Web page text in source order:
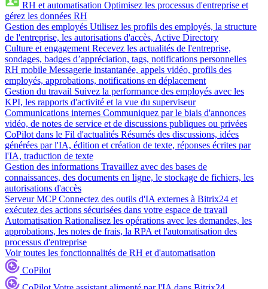
RH et automatisation Optimisez les processus d'entreprise et
gérez les données RH
Gestion des employés Utilisez les profils des employés, la structure
de l'entreprise, les autorisations d'accès, Active Directory
Culture et engagement Recevez les actualités de l'entreprise,
sondages, badges d’appréciation, tags, notifications personnelles
RH mobile Messagerie instantanée, appels vidéo, profils des
employés, approbations, notifications en déplacement
Gestion du travail Suivez la performance des employés avec les
KPI, les rapports d'activité et la vue du superviseur
Communications internes Communiquez par le biais d'annonces
vidéo, de notes de service et de discussions publiques ou privées
CoPilot dans le Fil d'actualités Résumés des discussions, idées
générées par l'IA, édition et création de texte, réponses écrites par
l'IA, traduction de texte
Gestion des informations Travaillez avec des bases de
connaissances, des documents en ligne, le stockage de fichiers, les
autorisations d'accès
Serveur MCP Connectez des outils d'IA externes à Bitrix24 et
exécutez des actions sécurisées dans votre espace de travail
Automatisation Rationalisez les opérations avec les demandes, les
approbations, les notes de frais, la RPA et l'automatisation des
processus d'entreprise
Voir toutes les fonctionnalités de RH et d'automatisation
CoPilot